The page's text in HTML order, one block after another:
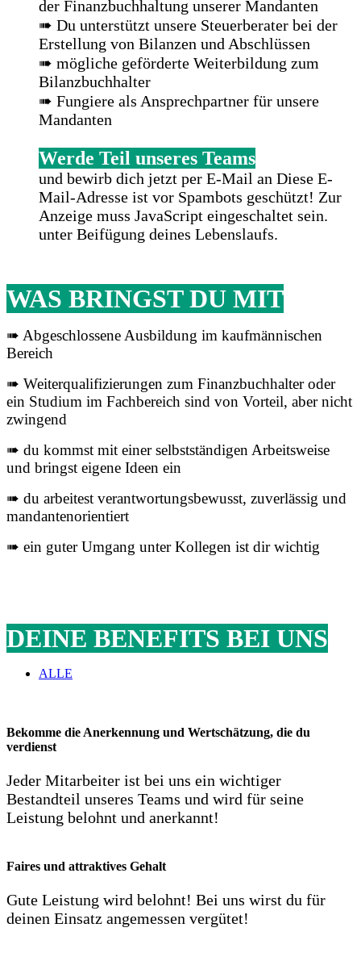
der Finanzbuchhaltung unserer Mandanten
➠ Du unterstützt unsere Steuerberater bei der
Erstellung von Bilanzen und Abschlüssen
➠ mögliche geförderte Weiterbildung zum
Bilanzbuchhalter
➠ Fungiere als Ansprechpartner für unsere
Mandanten
Werde Teil unseres Teams
und bewirb dich jetzt per E-Mail an Diese E-
Mail-Adresse ist vor Spambots geschützt! Zur
Anzeige muss JavaScript eingeschaltet sein.
unter Beifügung deines Lebenslaufs.
WAS BRINGST DU MIT
➠ Abgeschlossene Ausbildung im kaufmännischen
Bereich
➠ Weiterqualifizierungen zum Finanzbuchhalter oder
ein Studium im Fachbereich sind von Vorteil, aber nicht
zwingend
➠ du kommst mit einer selbstständigen Arbeitsweise
und bringst eigene Ideen ein
➠ du arbeitest verantwortungsbewusst, zuverlässig und
mandantenorientiert
➠ ein guter Umgang unter Kollegen ist dir wichtig
DEINE BENEFITS BEI UNS
ALLE
Bekomme die Anerkennung und Wertschätzung, die du
verdienst
Jeder Mitarbeiter ist bei uns ein wichtiger
Bestandteil unseres Teams und wird für seine
Leistung belohnt und anerkannt!
Faires und attraktives Gehalt
Gute Leistung wird belohnt! Bei uns wirst du für
deinen Einsatz angemessen vergütet!